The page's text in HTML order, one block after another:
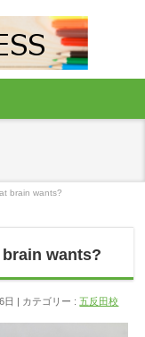
brain wants?
wants?
日 カテゴリー :五反田校